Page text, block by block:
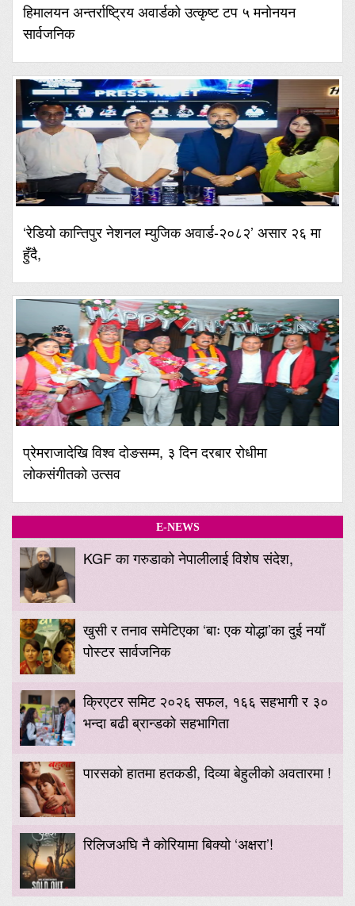
हिमालयन अन्तर्राष्ट्रिय अवार्डको उत्कृष्ट टप ५ मनोनयन
सार्वजनिक
‘रेडियो कान्तिपुर नेशनल म्युजिक अवार्ड-२०८२’ असार २६ मा
हुँदै,
प्रेमराजादेखि विश्व दोङसम्म, ३ दिन दरबार रोधीमा
लोकसंगीतको उत्सव
E-NEWS
KGF का गरुडाको नेपालीलाई विशेष संदेश,
खुसी र तनाव समेटिएका ‘बाः एक योद्धा’का दुई नयाँ
पोस्टर सार्वजनिक
क्रिएटर समिट २०२६ सफल, १६६ सहभागी र ३०
भन्दा बढी ब्रान्डको सहभागिता
पारसको हातमा हतकडी, दिव्या बेहुलीको अवतारमा !
रिलिजअघि नै कोरियामा बिक्यो ‘अक्षरा’!